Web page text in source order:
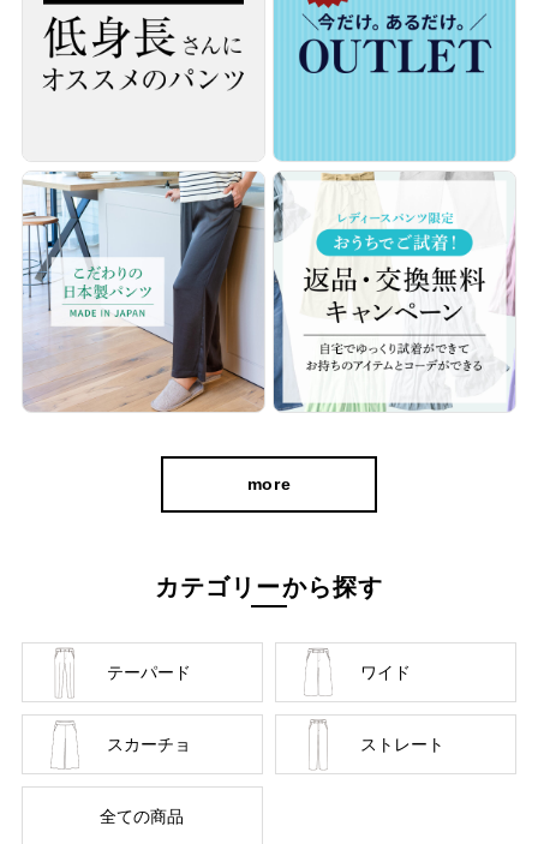
ウエストは前開きデザイン。バックギャザーでファスナーを下ろ
さなくても、スムーズに脱ぎ穿きすることができます。
ラクちんながらヒップや太ももまわりはゆったり、足首に向けて
細くなるテーパード設計で細見えした美しいシルエットを実現。
また前身にダーツを入れ、お腹周りにゆとりを持たせるよう細部
までこだわった一本です。
cafeからtabiまで、日常を上質に
more
カテゴリーから探す
テーパード ワイド
スカーチョ ストレート
全ての商品